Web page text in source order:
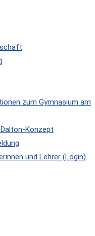
zum Gymnasium am
Konzept
und Lehrer (Login)